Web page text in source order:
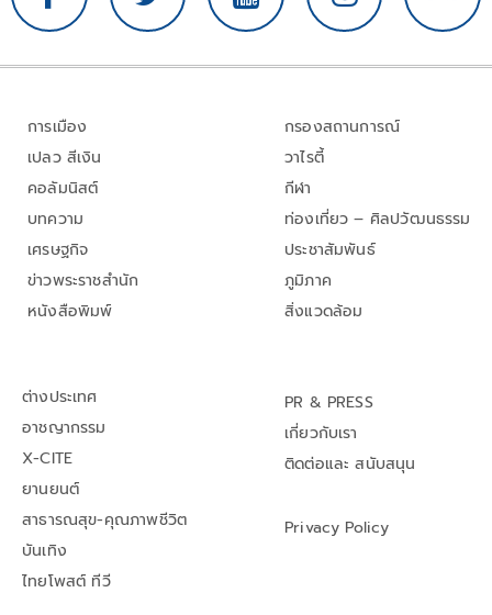
การเมือง
เปลว สีเงิน
คอลัมนิสต์
บทความ
เศรษฐกิจ
ข่าวพระราชสำนัก
หนังสือพิมพ์
กรองสถานการณ์
วาไรตี้
กีฬา
ท่องเที่ยว – ศิลปวัฒนธรรม
ประชาสัมพันธ์
ภูมิภาค
สิ่งแวดล้อม
ต่างประเทศ
อาชญากรรม
X-CITE
ยานยนต์
สาธารณสุข-คุณภาพชีวิต
บันเทิง
ไทยโพสต์ ทีวี
PR & PRESS
เกี่ยวกับเรา
ติดต่อและ สนับสนุน
Privacy Policy